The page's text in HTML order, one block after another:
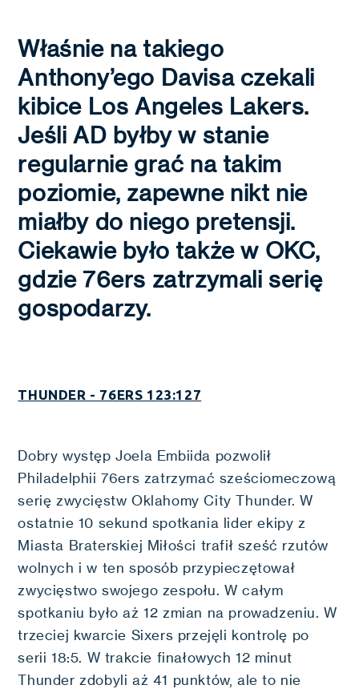
Właśnie na takiego
Anthony’ego Davisa czekali
kibice Los Angeles Lakers.
Jeśli AD byłby w stanie
regularnie grać na takim
poziomie, zapewne nikt nie
miałby do niego pretensji.
Ciekawie było także w OKC,
gdzie 76ers zatrzymali serię
gospodarzy.
THUNDER - 76ERS 123:127
Dobry występ Joela Embiida pozwolił
Philadelphii 76ers zatrzymać sześciomeczową
serię zwycięstw Oklahomy City Thunder. W
ostatnie 10 sekund spotkania lider ekipy z
Miasta Braterskiej Miłości trafił sześć rzutów
wolnych i w ten sposób przypieczętował
zwycięstwo swojego zespołu. W całym
spotkaniu było aż 12 zmian na prowadzeniu. W
trzeciej kwarcie Sixers przejęli kontrolę po
serii 18:5. W trakcie finałowych 12 minut
Thunder zdobyli aż 41 punktów, ale to nie